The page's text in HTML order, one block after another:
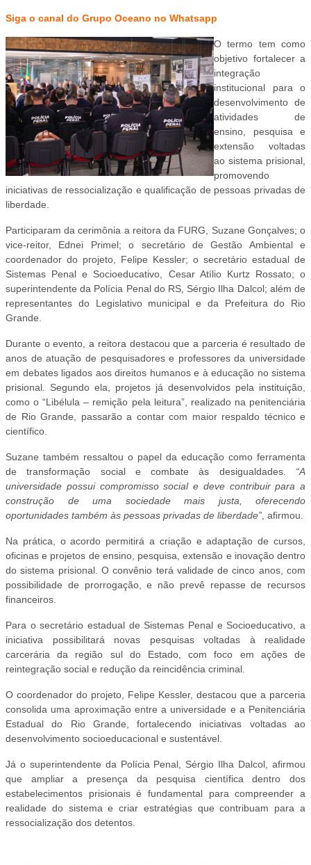
Siga o canal do Grupo Oceano no Whatsapp
O termo tem como
objetivo fortalecer a
integração
institucional para o
desenvolvimento de
atividades de
ensino, pesquisa e
extensão voltadas
ao sistema prisional,
promovendo
iniciativas de ressocialização e qualificação de pessoas privadas de
liberdade.
Participaram da cerimônia a reitora da FURG, Suzane Gonçalves; o
vice-reitor, Ednei Primel; o secretário de Gestão Ambiental e
coordenador do projeto, Felipe Kessler; o secretário estadual de
Sistemas Penal e Socioeducativo, Cesar Atílio Kurtz Rossato; o
superintendente da Polícia Penal do RS, Sérgio Ilha Dalcol; além de
representantes do Legislativo municipal e da Prefeitura do Rio
Grande.
Durante o evento, a reitora destacou que a parceria é resultado de
anos de atuação de pesquisadores e professores da universidade
em debates ligados aos direitos humanos e à educação no sistema
prisional. Segundo ela, projetos já desenvolvidos pela instituição,
como o “Libélula – remição pela leitura”, realizado na penitenciária
de Rio Grande, passarão a contar com maior respaldo técnico e
científico.
Suzane também ressaltou o papel da educação como ferramenta
de transformação social e combate às desigualdades.
“A
universidade possui compromisso social e deve contribuir para a
construção de uma sociedade mais justa, oferecendo
oportunidades também às pessoas privadas de liberdade” , afirmou.
Na prática, o acordo permitirá a criação e adaptação de cursos,
oficinas e projetos de ensino, pesquisa, extensão e inovação dentro
do sistema prisional. O convênio terá validade de cinco anos, com
possibilidade de prorrogação, e não prevê repasse de recursos
financeiros.
Para o secretário estadual de Sistemas Penal e Socioeducativo, a
iniciativa possibilitará novas pesquisas voltadas à realidade
carcerária da região sul do Estado, com foco em ações de
reintegração social e redução da reincidência criminal.
O coordenador do projeto, Felipe Kessler, destacou que a parceria
consolida uma aproximação entre a universidade e a Penitenciária
Estadual do Rio Grande, fortalecendo iniciativas voltadas ao
desenvolvimento socioeducacional e sustentável.
Já o superintendente da Polícia Penal, Sérgio Ilha Dalcol, afirmou
que ampliar a presença da pesquisa científica dentro dos
estabelecimentos prisionais é fundamental para compreender a
realidade do sistema e criar estratégias que contribuam para a
ressocialização dos detentos.